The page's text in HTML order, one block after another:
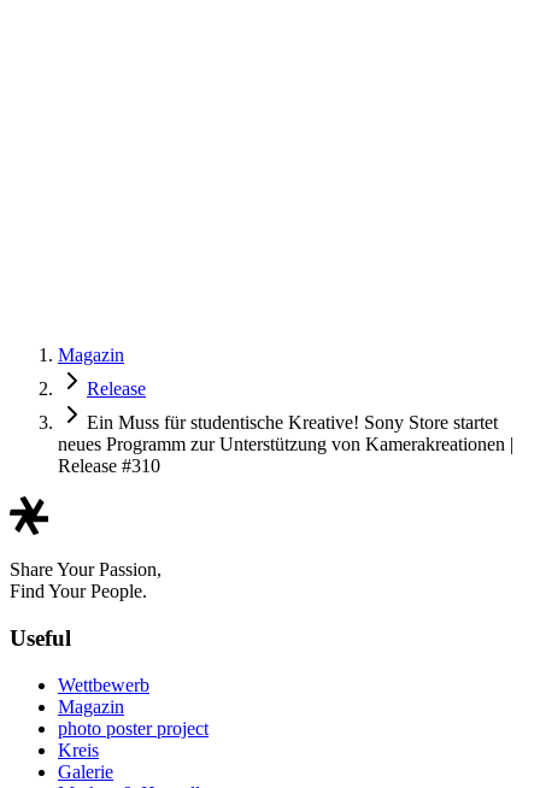
Magazin
Release
Ein Muss für studentische Kreative! Sony Store startet
neues Programm zur Unterstützung von Kamerakreationen |
Release #310
Share Your Passion,
Find Your People.
Useful
Wettbewerb
Magazin
photo poster project
Kreis
Galerie